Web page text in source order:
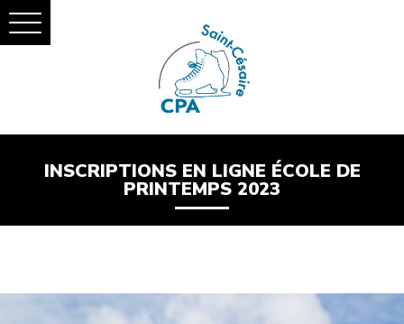
INSCRIPTIONS EN LIGNE ÉCOLE DE
PRINTEMPS 2023